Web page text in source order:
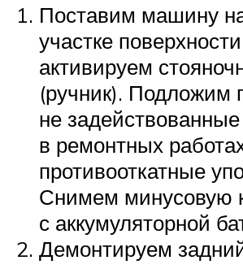
Поставим машину
участке
активируем
(ручник). Подложим
не задействованные
в ремонтных
противооткатные
Снимем минусовую
с аккумуляторной
Демонтируем